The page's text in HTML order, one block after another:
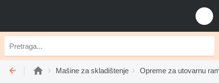
Mašine za skladištenje Opreme za utovarnu